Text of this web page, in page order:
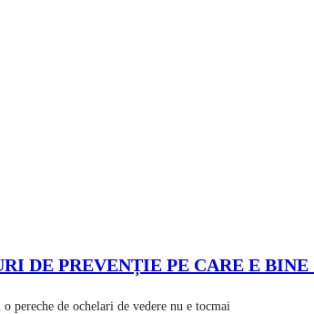
DE PREVENȚIE PE CARE E
de ochelari de vedere nu e tocmai